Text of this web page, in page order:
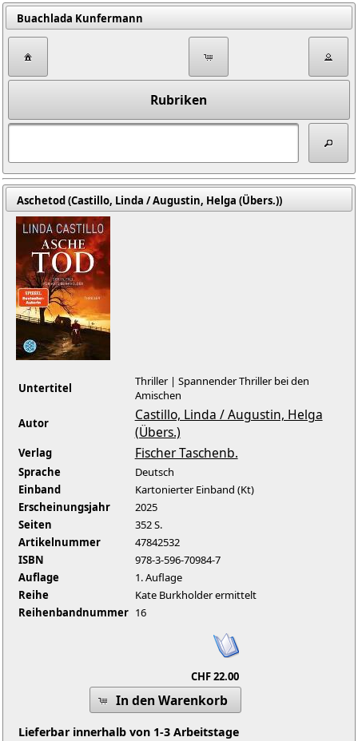
Buachlada Kunfermann
Rubriken
Aschetod (Castillo, Linda / Augustin, Helga (Übers.))
Untertitel
Thriller | Spannender Thriller bei den
Amischen
Autor
Castillo, Linda / Augustin, Helga
(Übers.)
Verlag Fischer Taschenb.
Sprache
Deutsch
Einband
Kartonierter Einband (Kt)
Erscheinungsjahr
2025
Seiten
352 S.
Artikelnummer
47842532
ISBN
978-3-596-70984-7
Auflage
1. Auflage
Reihe
Kate Burkholder ermittelt
Reihenbandnummer 16
CHF 22.00
In den Warenkorb
Lieferbar innerhalb von 1-3 Arbeitstage